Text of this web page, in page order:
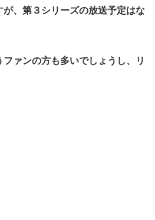
、第３シリーズの放送予定はな
ァンの方も多いでしょうし、リ